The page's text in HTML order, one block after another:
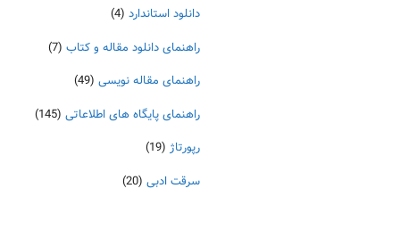
دانلود استاندارد (4)
راهنمای دانلود مقاله و کتاب (7)
راهنمای مقاله نویسی (49)
راهنمای پایگاه های اطلاعاتی (145)
رپورتاژ (19)
سرقت ادبی (20)